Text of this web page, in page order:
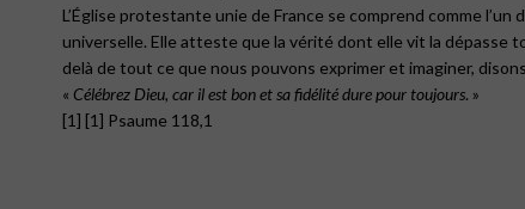
L’Église protestante unie de France se comprend comme l’un
universelle. Elle atteste que la vérité dont elle vit la dépasse
delà de tout ce que nous pouvons exprimer et imaginer,
« Célébrez Dieu, car il est bon et sa fidélité dure pour toujours. »
[1] [1] Psaume 118,1